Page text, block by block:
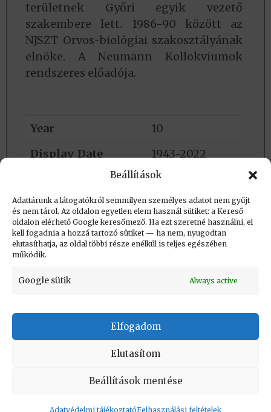
Beállítások
Adattárunk a látogatókról semmilyen személyes adatot nem gyűjt
és nem tárol. Az oldalon egyetlen elem használ sütiket: a Kereső
oldalon elérhető Google keresőmező. Ha ezt szeretné használni, el
kell fogadnia a hozzá tartozó sütiket — ha nem, nyugodtan
elutasíthatja, az oldal többi része enélkül is teljes egészében
működik.
Google sütik Always active
Elfogadom
Elutasítom
Beállítások mentése
Adatvédelmi tájékoztatóFelhasználási feltételek
területnek Győri egyik vezető
szakembere lett. 1986-90 között az
NJSZT Orvos-biológiai szakosztályának
elnöke. A Neumann Kollokviumok
rendszeres előadója.
Year
10
Display_Date
1943-2022
Matematikus
Background
#190775
Timeline_name
Arcképek
Impresszum
Adatvédelmi tájékoztató
Vissza a lap tetejére